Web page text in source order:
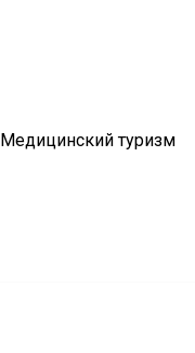
Медицинский туризм
Пн-Пт:8.00 - 20.00
8.30 - 14.30